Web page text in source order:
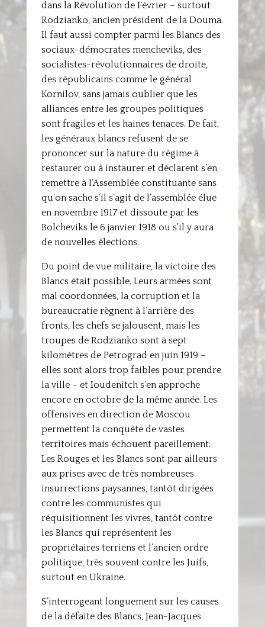
dans la Révolution de Février – surtout
Rodzianko, ancien président de la Douma.
Il faut aussi compter parmi les Blancs des
sociaux-démocrates mencheviks, des
socialistes-révolutionnaires de droite,
des républicains comme le général
Kornilov, sans jamais oublier que les
alliances entre les groupes politiques
sont fragiles et les haines tenaces. De fait,
les généraux blancs refusent de se
prononcer sur la nature du régime à
restaurer ou à instaurer et déclarent s’en
remettre à l’Assemblée constituante sans
qu’on sache s’il s’agit de l’assemblée élue
en novembre 1917 et dissoute par les
Bolcheviks le 6 janvier 1918 ou s’il y aura
de nouvelles élections.
Du point de vue militaire, la victoire des
Blancs était possible. Leurs armées sont
mal coordonnées, la corruption et la
bureaucratie règnent à l’arrière des
fronts, les chefs se jalousent, mais les
troupes de Rodzianko sont à sept
kilomètres de Petrograd en juin 1919 –
elles sont alors trop faibles pour prendre
la ville – et Ioudenitch s’en approche
encore en octobre de la même année. Les
offensives en direction de Moscou
permettent la conquête de vastes
territoires mais échouent pareillement.
Les Rouges et les Blancs sont par ailleurs
aux prises avec de très nombreuses
insurrections paysannes, tantôt dirigées
contre les communistes qui
réquisitionnent les vivres, tantôt contre
les Blancs qui représentent les
propriétaires terriens et l’ancien ordre
politique, très souvent contre les Juifs,
surtout en Ukraine.
S’interrogeant longuement sur les causes
de la défaite des Blancs, Jean-Jacques